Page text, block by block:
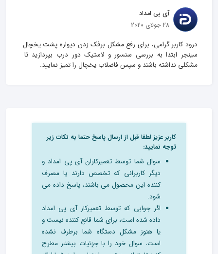
آی پی امداد
28 جولای 2020
درود کاربر گرامی، برای رفع مشکل برفک زدن دیواره پشت یخچال
سینجر ابتدا به بررسی سنسور و لاستیک دور درب بپردازید تا
مشکلی نداشته باشند و سپس فاضلاب یخچال را تمیز نمایید.
کاربر عزیز لطفا قبل از ارسال پاسخ حتما به نکات زیر
توجه نمایید:
سوال شما توسط تعمیرکاران آی پی امداد و
دیگر کاربرانی که تخصص دارند یا مصرف
کننده این محصول می باشند، پاسخ داده می
شود.
اگر جوابی که توسط تعمیرکار آی پی امداد
داده شده است، برای شما قانع کننده نیست و
یا هنوز مشکل دستگاه شما برطرف نشده
است، سوال خود را با جزِئیات بیشتر مطرح